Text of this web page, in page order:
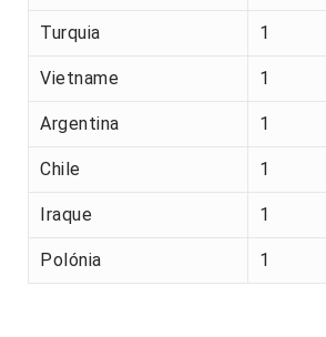
Turquia 1
Vietname 1
Argentina 1
Chile 1
Iraque 1
Polónia 1